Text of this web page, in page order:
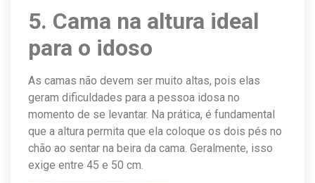
5. Cama na altura ideal
para o idoso
As camas não devem ser muito altas, pois elas
geram dificuldades para a pessoa idosa no
momento de se levantar. Na prática, é fundamental
que a altura permita que ela coloque os dois pés no
chão ao sentar na beira da cama. Geralmente, isso
exige entre 45 e 50 cm.